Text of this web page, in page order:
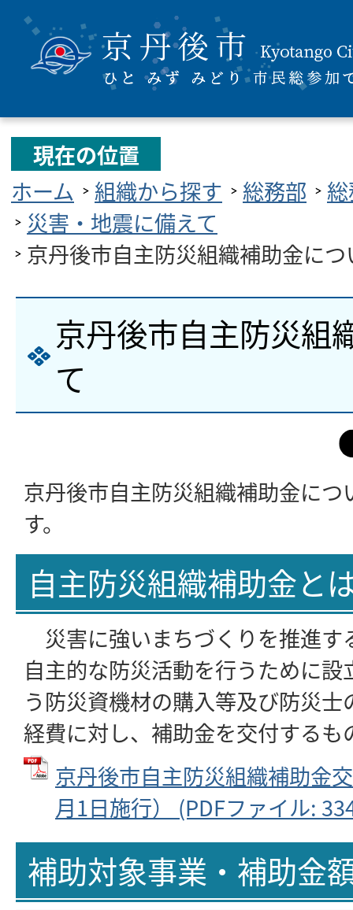
現在の位置
ホーム
組織から探す 総務部
災害・地震に備えて
京丹後市自主防災組織補助金につ
京丹後市自主防災組
て
京丹後市自主防災組織補助金につ
す。
自主防災組織補助金と
災害に強いまちづくりを推進す
自主的な防災活動を行うために
う防災資機材の購入等及び防災
経費に対し、補助金を交付するも
京丹後市自主防災組織補助金
月1日施行） (PDFファイル:
補助対象事業・補助金